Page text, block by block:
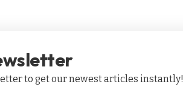
to get our newest articles instantly!